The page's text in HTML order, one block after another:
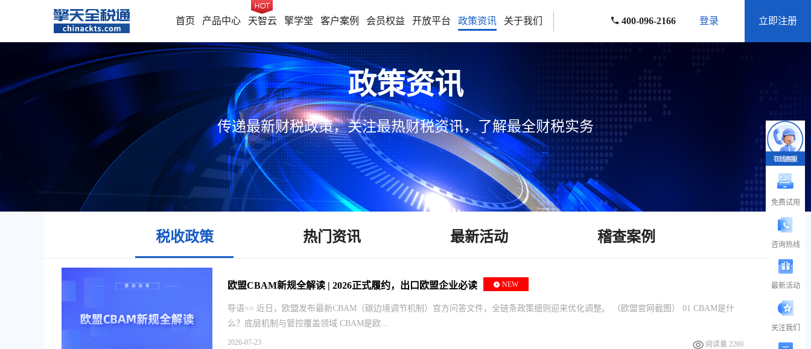
首页 产品中心 天智云 擎学堂 客户案例 会员权益 开放平台 政策资讯 关于我们 400-096-2166 登录 立即注册
政策资讯
传递最新财税政策，关注最热财税资讯，了解最全财税实务
税收政策 热门资讯 最新活动 稽查案例
欧盟CBAM新规全解读 | 2026正式履约，出口欧盟企业必读 NEW
导语>> 近日，欧盟发布最新CBAM（碳边境调节机制）官方问答文件，全链条政策细则迎来优化调整。 （欧盟官网截图） 01 CBAM是什
么？底层机制与管控覆盖领域 CBAM是欧...
2026-07-23 阅读量 2269
免费试用
咨询热线
最新活动
关注我们